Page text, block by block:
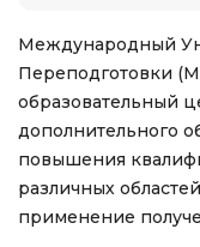
Международный
Переподготовки
образовательный
дополнительного
повышения
различных
применение